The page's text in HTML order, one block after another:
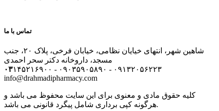
تماس با ما
شاهین شهر، انتهای خیایان نظامی، خیابان فرخی، پلاک ۲۰، جنب
مسجد، داروخانه دکتر سحر احمدی
۰۳۱۴۵۲۱۶۹۰۰ - ۰۹۰۳۵۹۰۵۸۹۰ - ۰۹۱۳۲۰۵۶۲۲۳
info@drahmadipharmacy.com
کلیه حقوق مادی و معنوی برای این سایت محفوظ می باشد و
هرگونه کپی برداری شامل پیگرد قانونی می باشد.